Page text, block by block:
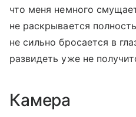
что меня немного
не раскрывается
не сильно бросается в
развидеть уже не
Камера